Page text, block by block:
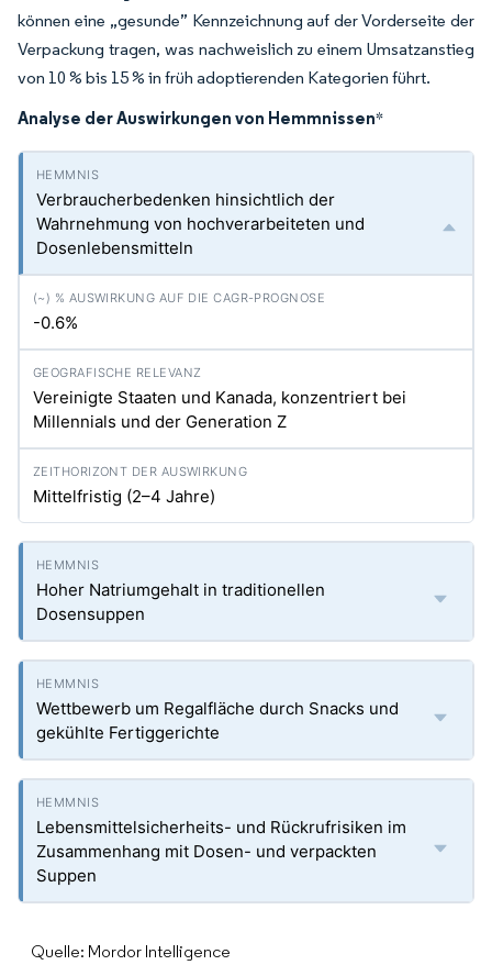
können eine „gesunde” Kennzeichnung auf der Vorderseite der
Verpackung tragen, was nachweislich zu einem Umsatzanstieg
von 10 % bis 15 % in früh adoptierenden Kategorien führt.
Analyse der Auswirkungen von Hemmnissen*
Verbraucherbedenken hinsichtlich der
Wahrnehmung von hochverarbeiteten und
Dosenlebensmitteln
-0.6%
Vereinigte Staaten und Kanada, konzentriert bei
Millennials und der Generation Z
Mittelfristig (2–4 Jahre)
Hoher Natriumgehalt in traditionellen
Dosensuppen
Wettbewerb um Regalfläche durch Snacks und
gekühlte Fertiggerichte
Lebensmittelsicherheits- und Rückrufrisiken im
Zusammenhang mit Dosen- und verpackten
Suppen
Quelle: Mordor Intelligence